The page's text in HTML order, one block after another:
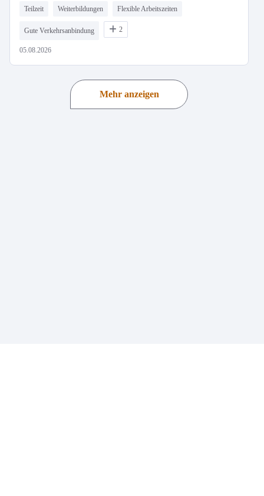
Teilzeit Weiterbildungen Flexible Arbeitszeiten
Gute Verkehrsanbindung 2
05.08.2026
Mehr anzeigen